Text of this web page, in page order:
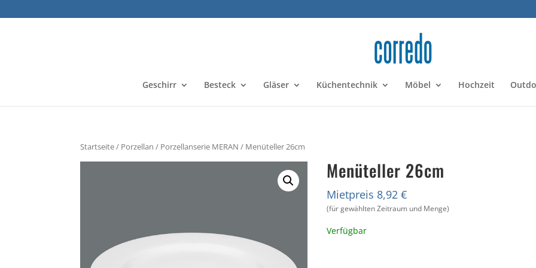
Geschirr Besteck Gläser Küchentechnik Möbel Hochzeit
Startseite/ Porzellan / Porzellanserie MERAN / Menüteller 26cm
Menüteller 26cm
Mietpreis 8,92 €
(für gewählten Zeitraum und Menge)
Verfügbar